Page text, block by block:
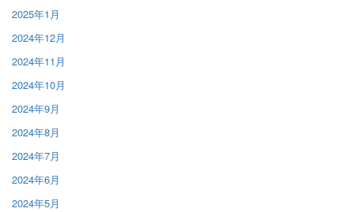
2025年1月
2024年12月
2024年11月
2024年10月
2024年9月
2024年8月
2024年7月
2024年6月
2024年5月